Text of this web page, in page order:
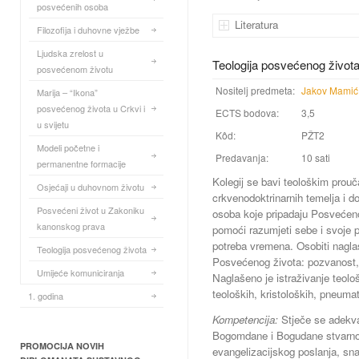
Literatura
Teologija posvećenog života
Nositelj predmeta: Jakov Mamić
ECTS bodova:
3,5
Kôd:
PŽT2
Predavanja:
10 sati
Kolegij se bavi teološkim
crkvenodoktrinarnih temelja i
osoba koje pripadaju
pomoći razumjeti sebe i svoje
potreba vremena. Osobiti
Posvećenog života:
Naglašeno je istraživanje
teoloških, kristoloških,
Kompetencija: Stječe se
Bogomdane i Bogudane
evangelizacijskog poslanja,
posvećenih osoba
Filozofija i duhovne vježbe
Ljudska zrelost u
posvećenom životu
Marija – “Ikona”
posvećenog života u Crkvi i
u svijetu
Modeli početne i
permanentne formacije
Osjećaji u duhovnom životu
Posvećeni život u Zakoniku
kanonskog prava
Teologija posvećenog života
Umijeće komuniciranja
1. godina
PROMOCIJA NOVIH